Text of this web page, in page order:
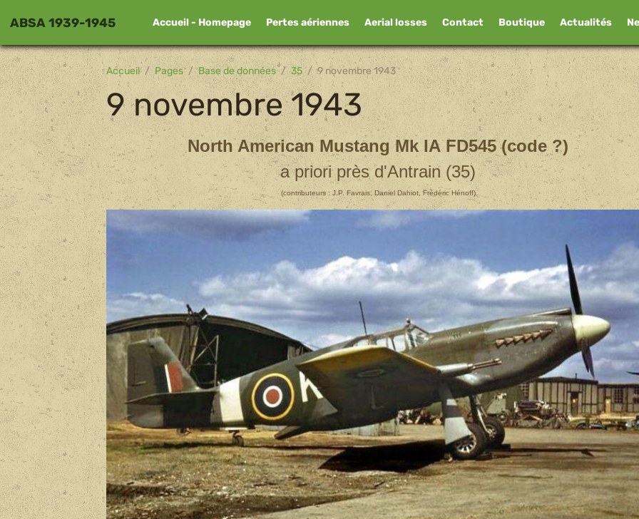
ABSA 1939-1945 Accueil - Homepage Pertes aériennes Aerial losses Contact Boutique Actualités
Accueil Pages Base de données 35 9 novembre 1943
9 novembre 1943
North American Mustang Mk IA FD545 (code ?)
a priori près d'Antrain (35)
(contributeurs : J.P. Favrais, Daniel Dahiot, Frédéric Hénoff)